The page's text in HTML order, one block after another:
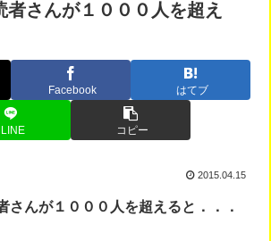
者さんが１０００人を超え
Facebook はてブ
LINE コピー
2015.04.15
んが１０００人を超えると．．．